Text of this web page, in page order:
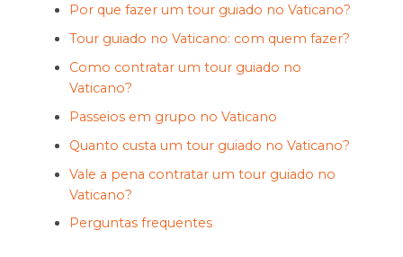
Por que fazer um tour guiado no Vaticano?
Tour guiado no Vaticano: com quem fazer?
Como contratar um tour guiado no
Vaticano?
Passeios em grupo no Vaticano
Quanto custa um tour guiado no Vaticano?
Vale a pena contratar um tour guiado no
Vaticano?
Perguntas frequentes